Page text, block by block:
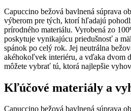
Capuccino bežová bavlnená súprava
výberom pre tých, ktorí hľadajú
prírodného materiálu. Vyrobená zo
poskytuje vynikajúcu priedušnosť a
spánok po celý rok. Jej neutrálna
akéhokoľvek interiéru, a vďaka dvom
môžete vybrať tú, ktorá najlepšie
Kľúčové materiály a
Capuccino bežová bavlnená súprava